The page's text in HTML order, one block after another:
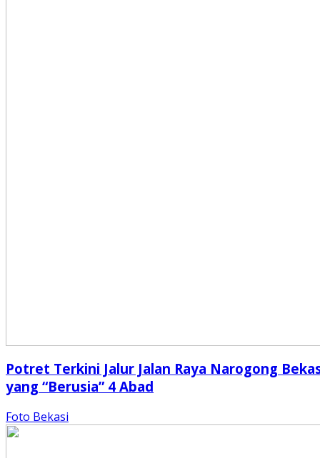
Potret Terkini Jalur Jalan Raya Narogong
yang “Berusia” 4 Abad
Foto Bekasi